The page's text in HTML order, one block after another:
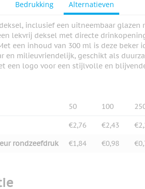
Bedrukking Alternatieven
inclusief een uitneembaar glazen
lekvrij deksel met directe
een inhoud van 300 ml is deze beker
en milieuvriendelijk, geschikt als
een logo voor een stijlvolle en
50 100
€2,76 €2,43
rondzeefdruk
€1,84 €0,98